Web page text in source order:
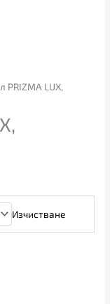
PRIZMA LUX,
Изчистване